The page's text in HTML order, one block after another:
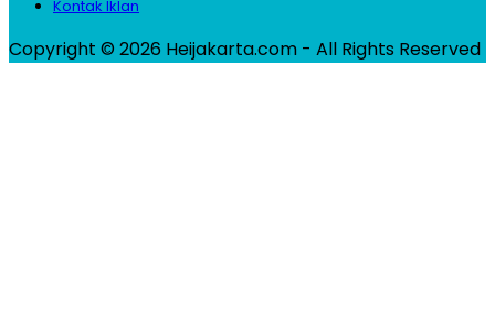
Kontak Iklan
Copyright © 2026 Heijakarta.com - All Rights Reserved